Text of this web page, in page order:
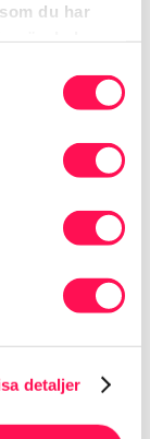
du har
detaljer
Populärt!
resultat.